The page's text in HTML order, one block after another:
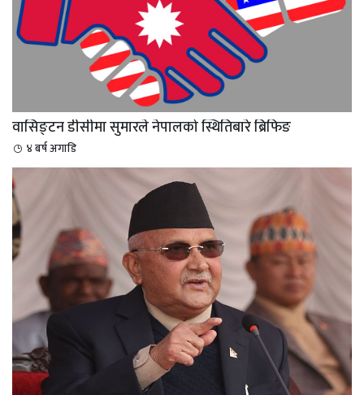
वासिङ्टन डीसीमा सुमारले नेपालको स्थितिबारे ब्रिफिङ
४ बर्ष अगाडि